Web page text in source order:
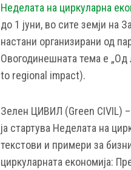
Неделата на циркуларна
до 1 јуни, во сите земји на
настани организирани од
Овогодинешната тема е „Од
to regional impact).
Зелен ЦИВИЛ (Green CIVIL)
ја стартува Неделата на
текстови и примери за
циркуларната економија: